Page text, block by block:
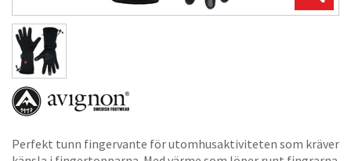
Perfekt tunn fingervante för utomhusaktiviteten som kräver